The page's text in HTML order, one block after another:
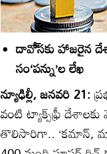
దావో్‌సకు హాజరైన
సం‘పన్ను’ల లేఖ
న్యూఢిల్లీ, జనవరి 21:
వంటి ట్యాక్స్‌ఫ్రీ దేశాలకు
తొలిసారిగా.. ‘కమాన్‌, మా